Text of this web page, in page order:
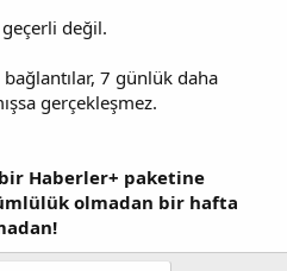
geçerli değil.
7 günlük daha
gerçekleşmez.
Haberler+ paketine
olmadan bir hafta